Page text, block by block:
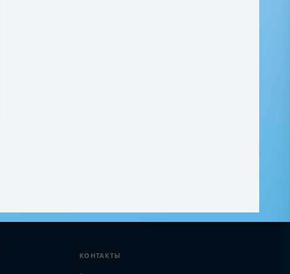
КОНТАКТЫ